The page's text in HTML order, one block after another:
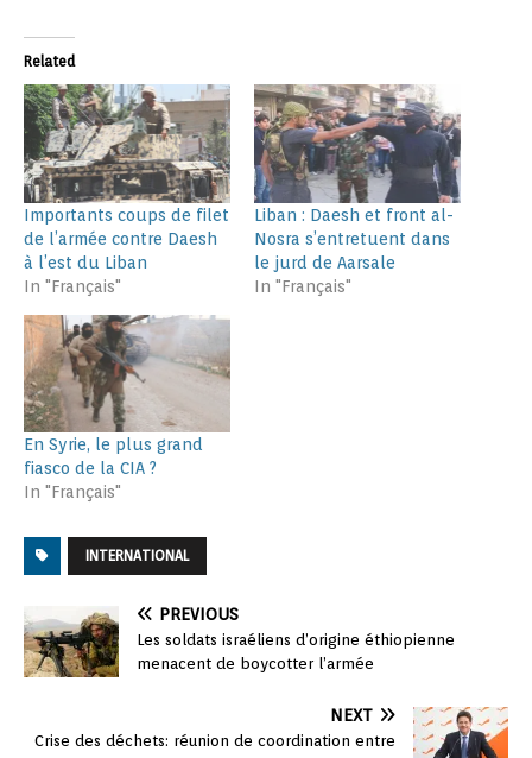
Related
Importants coups de filet
de l’armée contre Daesh
à l’est du Liban
In "Français"
Liban : Daesh et front al-
Nosra s’entretuent dans
le jurd de Aarsale
In "Français"
En Syrie, le plus grand
fiasco de la CIA ?
In "Français"
INTERNATIONAL
PREVIOUS
Les soldats israéliens d’origine éthiopienne
menacent de boycotter l’armée
NEXT
Crise des déchets: réunion de coordination entre